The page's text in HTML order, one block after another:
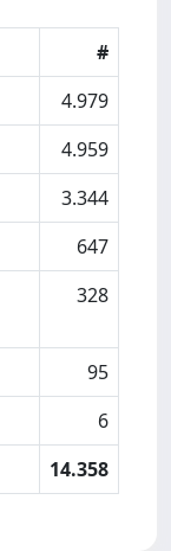
#
4.979
4.959
3.344
647
328
95
6
14.358